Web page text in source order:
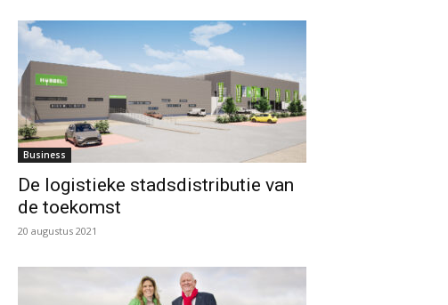
Business
De logistieke stadsdistributie van
de toekomst
20 augustus 2021